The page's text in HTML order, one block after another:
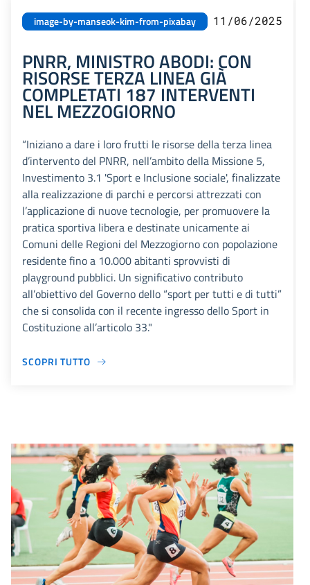
image-by-manseok-kim-from-pixabay 11/06/2025
PNRR, MINISTRO ABODI: CON
RISORSE TERZA LINEA GIÀ
COMPLETATI 187 INTERVENTI
NEL MEZZOGIORNO
“Iniziano a dare i loro frutti le risorse della terza linea
d’intervento del PNRR, nell’ambito della Missione 5,
Investimento 3.1 'Sport e Inclusione sociale', finalizzate
alla realizzazione di parchi e percorsi attrezzati con
l’applicazione di nuove tecnologie, per promuovere la
pratica sportiva libera e destinate unicamente ai
Comuni delle Regioni del Mezzogiorno con popolazione
residente fino a 10.000 abitanti sprovvisti di
playground pubblici. Un significativo contributo
all’obiettivo del Governo dello “sport per tutti e di tutti”
che si consolida con il recente ingresso dello Sport in
Costituzione all’articolo 33."
SCOPRI TUTTO